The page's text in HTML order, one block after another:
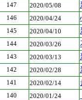
147 2020/05/08
146 2020/04/24
145 2020/04/10
144 2020/03/26
143 2020/03/13
142 2020/02/28
141 2020/02/14
140 2020/01/24